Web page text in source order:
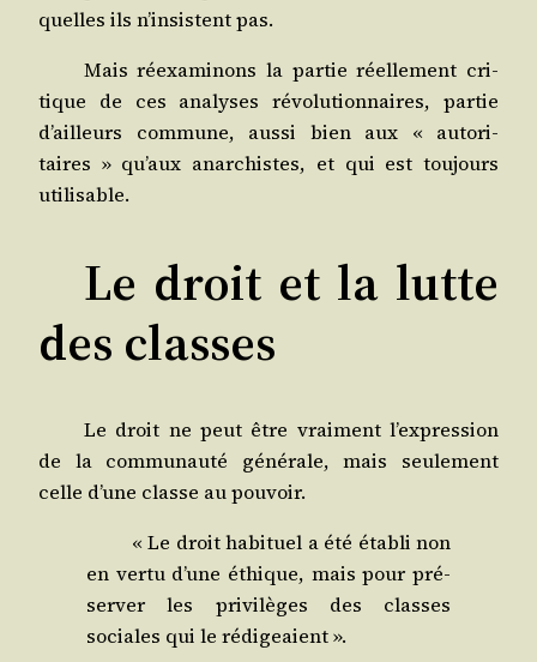
quelles ils n’insistent pas.
Mais réexa­mi­nons la par­tie réel­le­ment cri­
tique de ces ana­lyses révo­lu­tion­naires, par­tie
d’ailleurs com­mune, aus­si bien aux « auto­ri­
taires » qu’aux anar­chistes, et qui est tou­jours
utilisable.
Le droit et la lutte
des classes
Le droit ne peut être vrai­ment l’expression
de la com­mu­nau­té géné­rale, mais seule­ment
celle d’une classe au pouvoir.
« Le droit habi­tuel a été éta­bli non
en ver­tu d’une éthique, mais pour pré­
ser­ver les pri­vi­lèges des classes
sociales qui le rédigeaient ».